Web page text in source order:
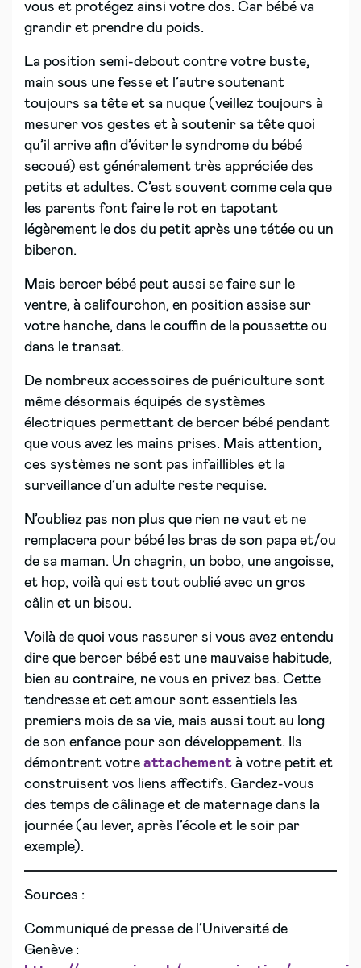
vous et protégez ainsi votre dos. Car bébé va
grandir et prendre du poids.
La position semi-debout contre votre buste,
main sous une fesse et l’autre soutenant
toujours sa tête et sa nuque (veillez toujours à
mesurer vos gestes et à soutenir sa tête quoi
qu’il arrive afin d’éviter le syndrome du bébé
secoué) est généralement très appréciée des
petits et adultes. C’est souvent comme cela que
les parents font faire le rot en tapotant
légèrement le dos du petit après une tétée ou un
biberon.
Mais bercer bébé peut aussi se faire sur le
ventre, à califourchon, en position assise sur
votre hanche, dans le couffin de la poussette ou
dans le transat.
De nombreux accessoires de puériculture sont
même désormais équipés de systèmes
électriques permettant de bercer bébé pendant
que vous avez les mains prises. Mais attention,
ces systèmes ne sont pas infaillibles et la
surveillance d’un adulte reste requise.
N’oubliez pas non plus que rien ne vaut et ne
remplacera pour bébé les bras de son papa et/ou
de sa maman. Un chagrin, un bobo, une angoisse,
et hop, voilà qui est tout oublié avec un gros
câlin et un bisou.
Voilà de quoi vous rassurer si vous avez entendu
dire que bercer bébé est une mauvaise habitude,
bien au contraire, ne vous en privez bas. Cette
tendresse et cet amour sont essentiels les
premiers mois de sa vie, mais aussi tout au long
de son enfance pour son développement. Ils
démontrent votre attachement à votre petit et
construisent vos liens affectifs. Gardez-vous
des temps de câlinage et de maternage dans la
journée (au lever, après l’école et le soir par
exemple).
Sources :
Communiqué de presse de l’Université de
Genève :